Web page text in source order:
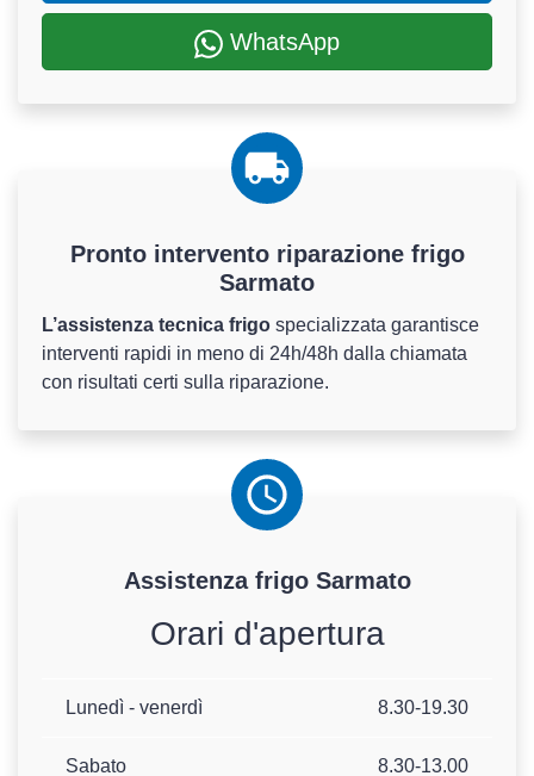
WhatsApp
Pronto intervento riparazione frigo
Sarmato
L’assistenza tecnica frigo specializzata garantisce
interventi rapidi in meno di 24h/48h dalla chiamata
con risultati certi sulla riparazione.
Assistenza frigoSarmato
Orari d'apertura
Lunedì - venerdì 8.30-19.30
Sabato 8.30-13.00